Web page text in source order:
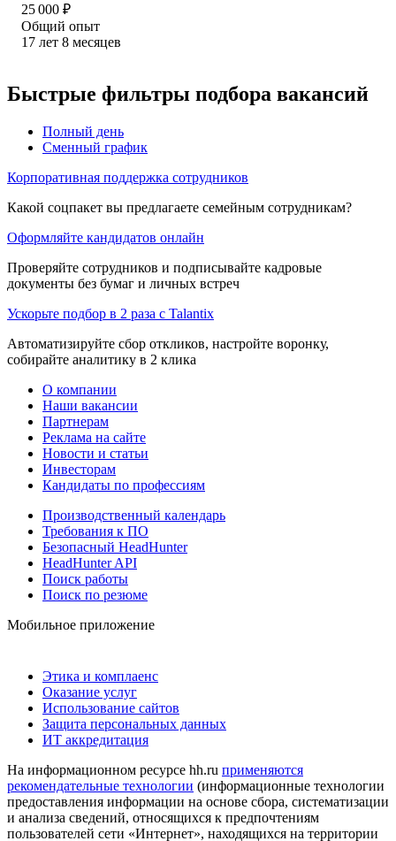
25 000 ₽
Общий опыт
17 лет 8 месяцев
Быстрые фильтры подбора вакансий
Полный день
Сменный график
Корпоративная поддержка сотрудников
Какой соцпакет вы предлагаете семейным сотрудникам?
Оформляйте кандидатов онлайн
Проверяйте сотрудников и подписывайте кадровые
документы без бумаг и личных встреч
Ускорьте подбор в 2 раза с Talantix
Автоматизируйте сбор откликов, настройте воронку,
собирайте аналитику в 2 клика
О компании
Наши вакансии
Партнерам
Реклама на сайте
Новости и статьи
Инвесторам
Кандидаты по профессиям
Производственный календарь
Требования к ПО
Безопасный HeadHunter
HeadHunter API
Поиск работы
Поиск по резюме
Мобильное приложение
Этика и комплаенс
Оказание услуг
Использование сайтов
Защита персональных данных
ИТ аккредитация
На информационном ресурсе hh.ru применяются
рекомендательные технологии (информационные технологии
предоставления информации на основе сбора, систематизации
и анализа сведений, относящихся к предпочтениям
пользователей сети «Интернет», находящихся на территории